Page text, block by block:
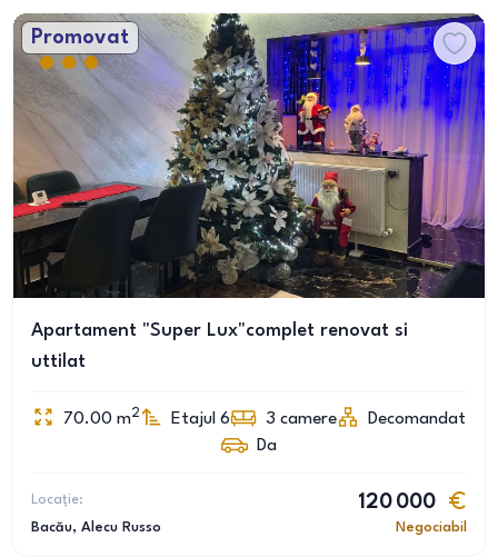
Promovat
Apartament "Super Lux"complet renovat si
uttilat
70.00 m2 Etajul 6 3 camere
Decomandat
Da
Locație:
Bacău, Alecu Russo
120 000
Negociabil